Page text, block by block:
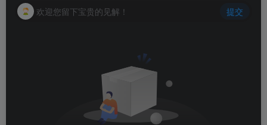
欢迎您留下宝贵的见解！ 提交